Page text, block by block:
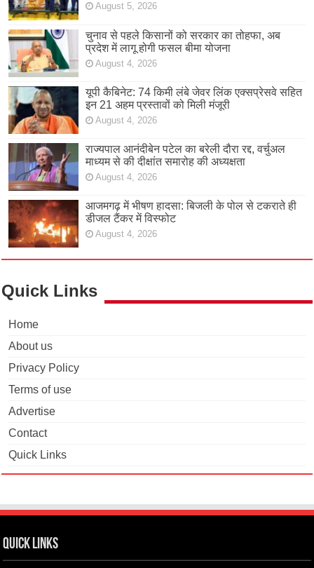
August 5, 2026
चुनाव से पहले किसानों को सरकार का तोहफा, अब
प्रदेश में लागू होगी फसल बीमा योजना
August 4, 2026
यूपी कैबिनेट: 74 किमी लंबे जेवर लिंक एक्सप्रेसवे सहित
इन 21 अहम प्रस्तावों को मिली मंजूरी
August 4, 2026
राज्यपाल आनंदीबेन पटेल का बरेली दौरा रद्द, वर्चुअल
माध्यम से की दीक्षांत समारोह की अध्यक्षता
August 4, 2026
आजमगढ़ में भीषण हादसा: बिजली के पोल से टकराते ही
डीजल टैंकर में विस्फोट
August 4, 2026
Quick Links
Home
About us
Privacy Policy
Terms of use
Advertise
Contact
Quick Links
Quick Links